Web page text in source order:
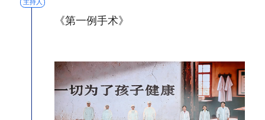
主持人
《第一例手术》